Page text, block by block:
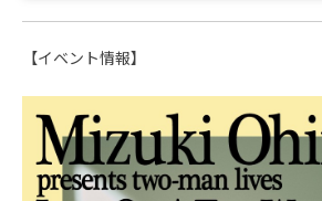
【イベント情報】